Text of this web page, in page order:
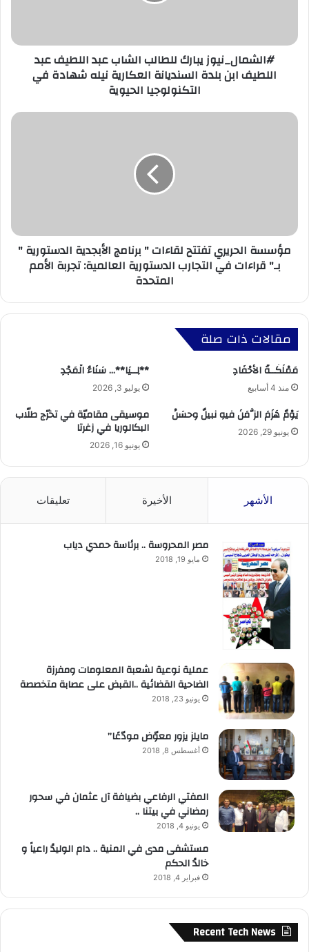
#الشمال_نيوز يبارك للطالب الشاب عبد اللطيف عبد
اللطيف ابن بلدة السنديانة العكارية نيله شهادة في
التكنولوجيا الحيوية
مؤسسة الحريري تفتتح لقاءات " برنامج الأبجدية الدستورية "
بـ" قراءات في التجارب الدستورية العالمية: تجربة الأمم
المتحدة
مقالات ذات صلة
مَمْلَكَــةُ الأَحْفَادِ
منذ 4 أسابيع
**لِــيَا**… سَنَاءُ الْمَجْدِ
يوليو 3, 2026
يَوْمٌ هَزَمَ الزَّمَنَ فيهِ نبيلٌ وحسَنْ
يونيو 29, 2026
موسيقى مقاميّة في تخرّج طلّاب
البكالوريا في زغرتا
يونيو 16, 2026
الأشهر الأخيرة تعليقات
مصر المحروسة .. برئاسة حمدي دياب
مايو 19, 2018
عملية نوعية لشعبة المعلومات ومفرزة
الضاحية القضائية ..القبض على عصابة متخصصة
يونيو 23, 2018
مايلز يزور معوّض مودّعًا”
أغسطس 8, 2018
المفتي الرفاعي بضيافة آل عثمان في سحور
رمضاني في بيتنا ..
يونيو 4, 2018
مستشفى مدى في المنية .. دام الوليدُ راعياً و
خالدُ الحكم
فبراير 4, 2018
Recent Tech News